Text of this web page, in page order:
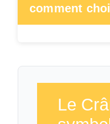
comment
Le